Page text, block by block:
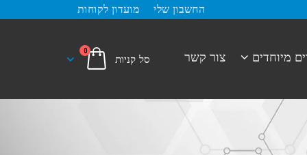
החשבון שלי מועדון לקוחות
מיוחדים צור קשר 0